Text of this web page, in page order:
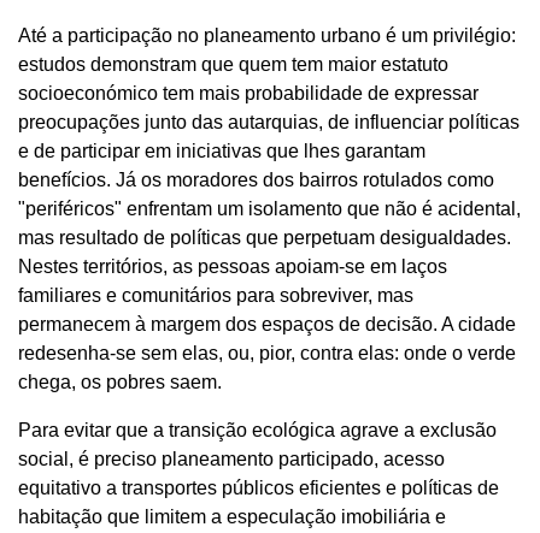
Até a participação no planeamento urbano é um privilégio:
estudos demonstram que quem tem maior estatuto
socioeconómico tem mais probabilidade de expressar
preocupações junto das autarquias, de influenciar políticas
e de participar em iniciativas que lhes garantam
benefícios. Já os moradores dos bairros rotulados como
"periféricos" enfrentam um isolamento que não é acidental,
mas resultado de políticas que perpetuam desigualdades.
Nestes territórios, as pessoas apoiam-se em laços
familiares e comunitários para sobreviver, mas
permanecem à margem dos espaços de decisão. A cidade
redesenha-se sem elas, ou, pior, contra elas: onde o verde
chega, os pobres saem.
Para evitar que a transição ecológica agrave a exclusão
social, é preciso planeamento participado, acesso
equitativo a transportes públicos eficientes e políticas de
habitação que limitem a especulação imobiliária e